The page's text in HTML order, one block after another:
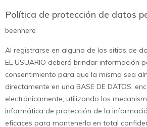
Política de protección de datos
beenhere
Al registrarse en alguno de los sitios de
EL USUARIO deberá brindar información
consentimiento para que la misma sea
directamente en una BASE DE DATOS,
electrónicamente, utilizando los
informática de protección de la
eficaces para mantenerla en total